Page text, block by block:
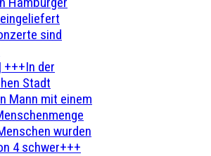
sind
| +++In der
Stadt
Mann mit einem
wurden
4 schwer+++